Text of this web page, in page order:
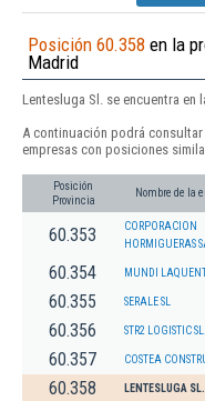
Posición 60.358 en la
Madrid
Lentesluga Sl. se encuentra en
A continuación podrá
empresas con posiciones
Posición
Provincia
Nombre de la
60.353
CORPORACION
HORMIGUERAS
60.354 MUNDI
60.355 SERALE SL
60.356 STR2 LOGISTIC SL.
60.357 COSTEA
60.358 LENTESLUGA SL.